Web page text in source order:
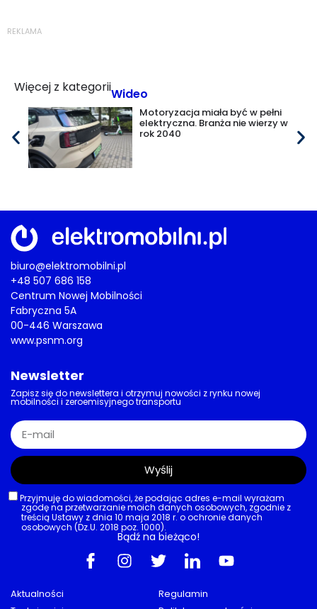
REKLAMA
Więcej z kategoriiWideo
Motoryzacja miała być w pełni
elektryczna. Branża nie wierzy w
rok 2040
biuro@elektromobilni.pl
+48 507 686 158
Centrum Nowej Mobilności
Fabryczna 5A
00-446 Warszawa
www.psnm.org
Aktualności
Regulamin
Newsletter
Zapisz się do newslettera i otrzymuj nowości z rynku nowej
mobilności i zeroemisyjnego transportu
Przyjmuję do wiadomości, że podając adres e-mail wyrażam
zgodę na przetwarzanie moich danych osobowych, zgodnie z
treścią Ustawy z dnia 10 maja 2018 r. o ochronie danych
osobowych (Dz.U. 2018 poz. 1000).
Wyślij
Bądź na bieżąco!